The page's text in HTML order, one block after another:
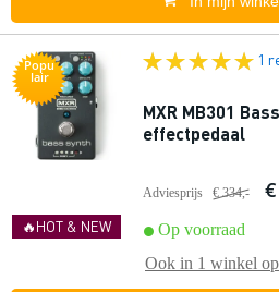
Popu
lair
🔥HOT & NEW
1
MXR MB301
effectpedaal
Adviesprijs € 334,-
Op voorraad
Ook in 1 winkel